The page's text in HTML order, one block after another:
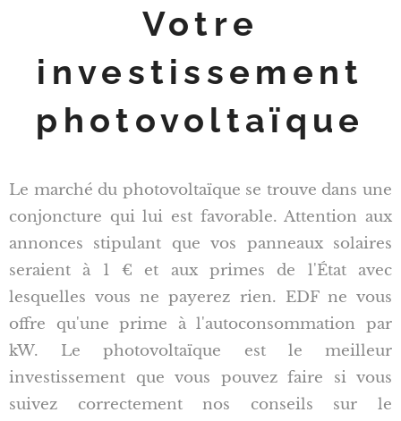
Votre
investissement
photovoltaïque
Le marché du photovoltaïque se trouve dans une
conjoncture qui lui est favorable. Attention aux
annonces stipulant que vos panneaux solaires
seraient à 1 € et aux primes de l'État avec
lesquelles vous ne payerez rien. EDF ne vous
offre qu'une prime à l'autoconsommation par
kW. Le photovoltaïque est le meilleur
investissement que vous pouvez faire si vous
suivez correctement nos conseils sur le